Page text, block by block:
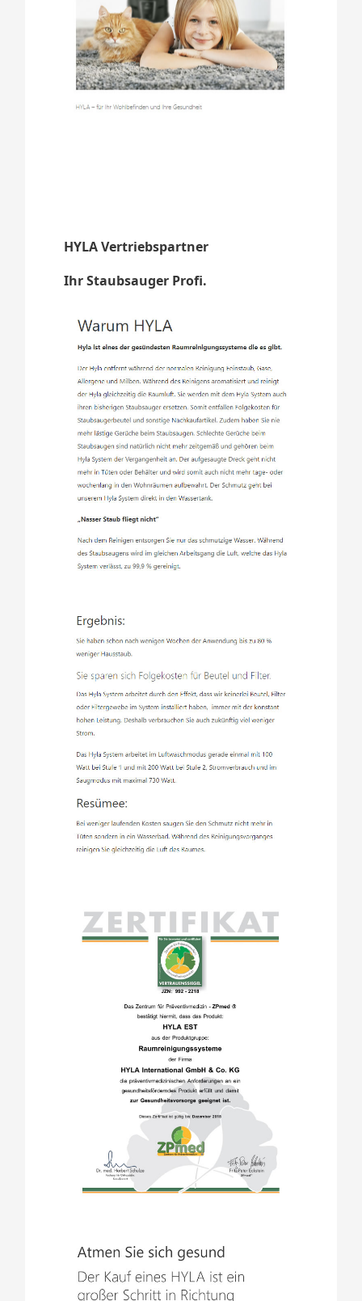
HYLA Vertriebspartner
Ihr Staubsauger Profi.